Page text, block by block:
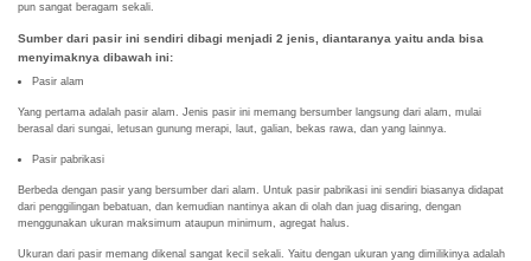
pun sangat beragam sekali.
Sumber dari pasir ini sendiri dibagi menjadi 2 jenis, diantaranya yaitu anda bisa
menyimaknya dibawah ini:
Pasir alam
Yang pertama adalah pasir alam. Jenis pasir ini memang bersumber langsung dari alam, mulai
berasal dari sungai, letusan gunung merapi, laut, galian, bekas rawa, dan yang lainnya.
Pasir pabrikasi
Berbeda dengan pasir yang bersumber dari alam. Untuk pasir pabrikasi ini sendiri biasanya didapat
dari penggilingan bebatuan, dan kemudian nantinya akan di olah dan juag disaring, dengan
menggunakan ukuran maksimum ataupun minimum, agregat halus.
Ukuran dari pasir memang dikenal sangat kecil sekali. Yaitu dengan ukuran yang dimilikinya adalah